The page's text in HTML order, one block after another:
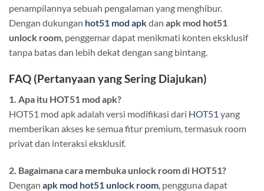
penampilannya sebuah pengalaman yang menghibur.
Dengan dukungan hot51 mod apkdan apk mod hot51
unlock room, penggemar dapat menikmati konten eksklusif
tanpa batas dan lebih dekat dengan sang bintang.
FAQ (Pertanyaan yang Sering Diajukan)
1. Apa itu HOT51 mod apk?
HOT51 mod apk adalah versi modifikasi dari HOT51 yang
memberikan akses ke semua fitur premium, termasuk room
privat dan interaksi eksklusif.
2. Bagaimana cara membuka unlock room di HOT51?
Dengan apk mod hot51 unlock room , pengguna dapat